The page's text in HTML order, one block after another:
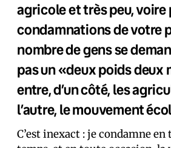
agricole et très peu, voire
condamnations de votre
nombre de gens se
pas un «deux poids deux
entre, d’un côté, les
l’autre, le mouvement
C’est inexact : je condamne